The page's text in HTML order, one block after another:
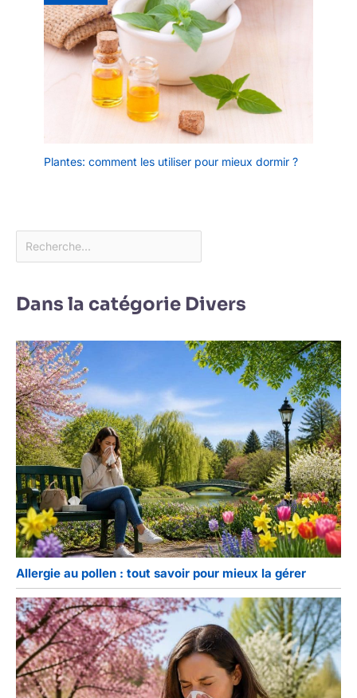
Plantes: comment les utiliser pour mieux dormir ?
Dans la catégorie Divers
Allergie au pollen : tout savoir pour mieux la gérer